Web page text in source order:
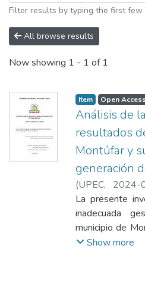
Filter results by typing the first
All browse results
Now showing 1 - 1 of 1
Item Open Access
Análisis de
resultados
Montúfar y
generación
(UPEC, 2024-
Karolina;
La presente
inadecuada
municipio de
2022, que
Show more